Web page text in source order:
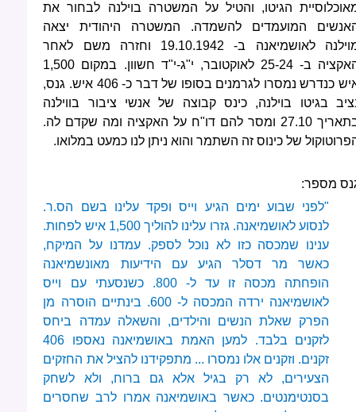
הגיטו, והטיל על המשטרה בוילנה לבחור את
המועמדים להשמדה. המשטרה היהודית יצאה
מוילנה לאושמיאנה ב- 19.10.1942 וחזרה משם לאחר
האקציה ב- 25-24 לאוקטובר, י"ג-י"ד חשוון. במקום 1,500
איש כנדרש נמסרו לגרמנים בסופו של דבר כ- 406 איש. גנס,
בגיטו בוילנה, כינס קבוצה של אנשי ציבור בווילנה
בתאריך 27.10 ומסר להם דו"ח על האקציה ומה שקדם לה.
של כינוס זה השתמר והוא ניתן לנו כמעט במלואו.
מספר:
"לפני שבוע ימים הגיע וייס ופקד עלינו בשם הס.ר.
לנסוע לאושמיאנה. גזרו עלינו להוליך 1,500 איש לפחות.
ענינו שמכסה כזו לא נוכל לספק. עמדנו על המיקח,
כאשר מר דסלר הגיע עם הידיעות מאונשמיאנה
הופחתה מכסה זו עד ל- 800. כשנסעתי עם וייס
לאושמיאנה ירדה המכסה ל- 600. בינתיים הוסרה מן
הפרק שאלת הנשים והילדים, והשאלה עמדה ביחס
לזקנים בלבד. למען האמת באושמיאנה נאספו 406
זקנים. וזקנים אלו נמסרו ... מתפקידנו להציל את החזקים
הצעירים, לא רק בגיל אלא גם ברוח, ולא לשחק
בסנטימנטים. כאשר באושמיאנה אמרו לרב שחסרים